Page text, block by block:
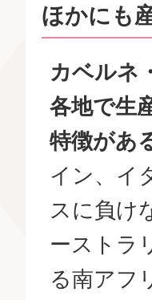
ほかにも
カベルネ
各地で生
特徴があ
イン、イ
スに負け
ーストラ
る南アフ